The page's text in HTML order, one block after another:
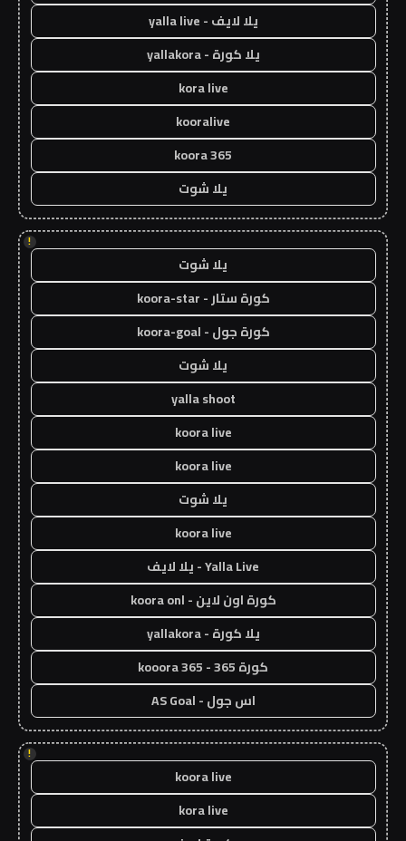
يلا لايف - yalla live
يلا كورة - yallakora
kora live
kooralive
koora 365
يلا شوت
!
يلا شوت
كورة ستار - koora-star
كورة جول - koora-goal
يلا شوت
yalla shoot
koora live
koora live
يلا شوت
koora live
Yalla Live - يلا لايف
كورة اون لاين - koora onl
يلا كورة - yallakora
كورة 365 - kooora 365
اس جول - AS Goal
!
koora live
kora live